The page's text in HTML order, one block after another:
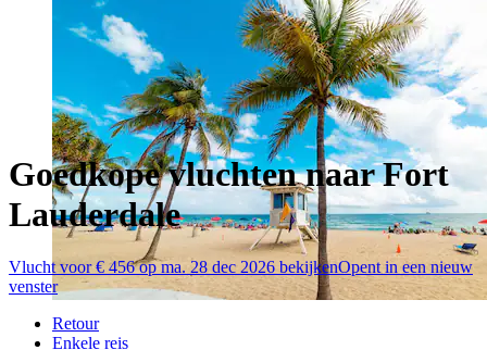
Goedkope vluchten naar Fort
Lauderdale
Vlucht voor € 456 op ma. 28 dec 2026 bekijkenOpent in een nieuw
venster
Retour
Enkele reis